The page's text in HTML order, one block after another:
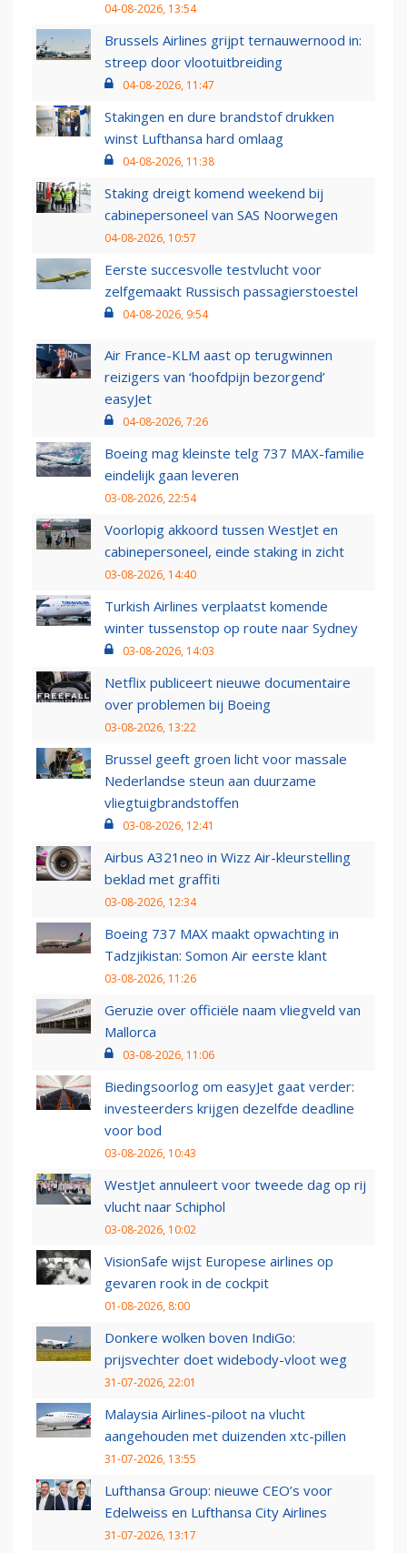
04-08-2026, 13:54
Brussels Airlines grijpt ternauwernood in:
streep door vlootuitbreiding
04-08-2026, 11:47
Stakingen en dure brandstof drukken
winst Lufthansa hard omlaag
04-08-2026, 11:38
Staking dreigt komend weekend bij
cabinepersoneel van SAS Noorwegen
04-08-2026, 10:57
Eerste succesvolle testvlucht voor
zelfgemaakt Russisch passagierstoestel
04-08-2026, 9:54
Air France-KLM aast op terugwinnen
reizigers van ‘hoofdpijn bezorgend’
easyJet
04-08-2026, 7:26
Boeing mag kleinste telg 737 MAX-familie
eindelijk gaan leveren
03-08-2026, 22:54
Voorlopig akkoord tussen WestJet en
cabinepersoneel, einde staking in zicht
03-08-2026, 14:40
Turkish Airlines verplaatst komende
winter tussenstop op route naar Sydney
03-08-2026, 14:03
Netflix publiceert nieuwe documentaire
over problemen bij Boeing
03-08-2026, 13:22
Brussel geeft groen licht voor massale
Nederlandse steun aan duurzame
vliegtuigbrandstoffen
03-08-2026, 12:41
Airbus A321neo in Wizz Air-kleurstelling
beklad met graffiti
03-08-2026, 12:34
Boeing 737 MAX maakt opwachting in
Tadzjikistan: Somon Air eerste klant
03-08-2026, 11:26
Geruzie over officiële naam vliegveld van
Mallorca
03-08-2026, 11:06
Biedingsoorlog om easyJet gaat verder:
investeerders krijgen dezelfde deadline
voor bod
03-08-2026, 10:43
WestJet annuleert voor tweede dag op rij
vlucht naar Schiphol
03-08-2026, 10:02
VisionSafe wijst Europese airlines op
gevaren rook in de cockpit
01-08-2026, 8:00
Donkere wolken boven IndiGo:
prijsvechter doet widebody-vloot weg
31-07-2026, 22:01
Malaysia Airlines-piloot na vlucht
aangehouden met duizenden xtc-pillen
31-07-2026, 13:55
Lufthansa Group: nieuwe CEO’s voor
Edelweiss en Lufthansa City Airlines
31-07-2026, 13:17